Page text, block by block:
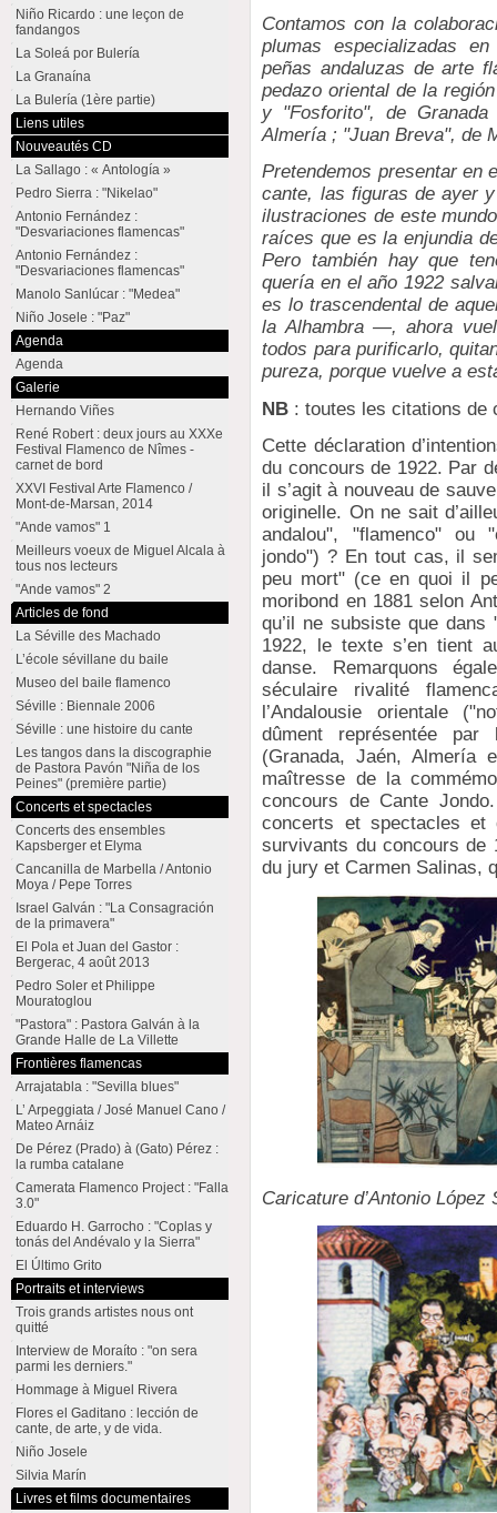
Contamos con la
plumas especializadas
peñas andaluzas de arte
pedazo oriental de la
y "Fosforito", de
Almería ; "Juan Breva", de
Pretendemos presentar en
cante, las figuras de ayer
ilustraciones de este
raíces que es la enjundia
Pero también hay que
quería en el año 1922
es lo trascendental de
la Alhambra —, ahora
todos para purificarlo,
pureza, porque vuelve a
NB : toutes les citations de
Cette déclaration
du concours de 1922. Par
il s’agit à nouveau de
originelle. On ne sait
andalou", "flamenco" ou
jondo") ? En tout cas, il
peu mort" (ce en quoi il
moribond en 1881 selon
qu’il ne subsiste que
1922, le texte s’en tient
danse. Remarquons
séculaire rivalité
l’Andalousie orientale
dûment représentée par
(Granada, Jaén,
maîtresse de la
concours de Cante
concerts et spectacles et
survivants du concours de
du jury et Carmen Salinas,
Caricature d’Antonio
Niño Ricardo : une leçon de
fandangos
La Soleá por Bulería
La Granaína
La Bulería (1ère partie)
Liens utiles
Nouveautés CD
La Sallago : « Antología »
Pedro Sierra : "Nikelao"
Antonio Fernández :
"Desvariaciones flamencas"
Antonio Fernández :
"Desvariaciones flamencas"
Manolo Sanlúcar : "Medea"
Niño Josele : "Paz"
Agenda
Agenda
Galerie
Hernando Viñes
René Robert : deux jours au XXXe
Festival Flamenco de Nîmes -
carnet de bord
XXVI Festival Arte Flamenco /
Mont-de-Marsan, 2014
"Ande vamos" 1
Meilleurs voeux de Miguel Alcala à
tous nos lecteurs
"Ande vamos" 2
Articles de fond
La Séville des Machado
L’école sévillane du baile
Museo del baile flamenco
Séville : Biennale 2006
Séville : une histoire du cante
Les tangos dans la discographie
de Pastora Pavón "Niña de los
Peines" (première partie)
Concerts et spectacles
Concerts des ensembles
Kapsberger et Elyma
Cancanilla de Marbella / Antonio
Moya / Pepe Torres
Israel Galván : "La Consagración
de la primavera"
El Pola et Juan del Gastor :
Bergerac, 4 août 2013
Pedro Soler et Philippe
Mouratoglou
"Pastora" : Pastora Galván à la
Grande Halle de La Villette
Frontières flamencas
Arrajatabla : "Sevilla blues"
L’ Arpeggiata / José Manuel Cano /
Mateo Arnáiz
De Pérez (Prado) à (Gato) Pérez :
la rumba catalane
Camerata Flamenco Project : "Falla
3.0"
Eduardo H. Garrocho : "Coplas y
tonás del Andévalo y la Sierra"
El Último Grito
Portraits et interviews
Trois grands artistes nous ont
quitté
Interview de Moraíto : "on sera
parmi les derniers."
Hommage à Miguel Rivera
Flores el Gaditano : lección de
cante, de arte, y de vida.
Niño Josele
Silvia Marín
Livres et films documentaires